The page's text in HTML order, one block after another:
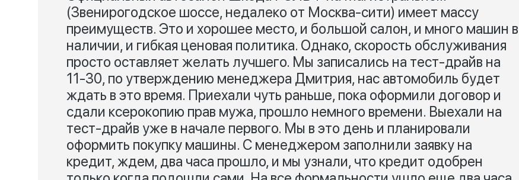
(Звенирогодское шоссе, недалеко от Москва-сити) имеет массу
преимуществ. Это и хорошее место, и большой салон, и много машин в
наличии, и гибкая ценовая политика. Однако, скорость обслуживания
просто оставляет желать лучшего. Мы записались на тест-драйв на
11-30, по утверждению менеджера Дмитрия, нас автомобиль будет
ждать в это время. Приехали чуть раньше, пока оформили договор и
сдали ксерокопию прав мужа, прошло немного времени. Выехали на
тест-драйв уже в начале первого. Мы в это день и планировали
оформить покупку машины. С менеджером заполнили заявку на
кредит, ждем, два часа прошло, и мы узнали, что кредит одобрен